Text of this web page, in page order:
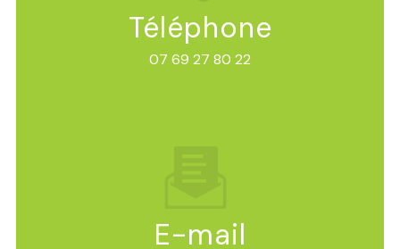
Téléphone
07 69 27 80 22
E-mail